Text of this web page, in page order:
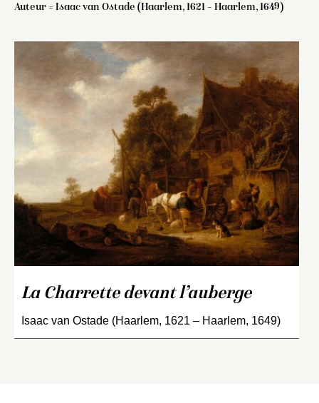
Auteur = Isaac van Ostade (Haarlem, 1621 – Haarlem, 1649)
La Charrette devant l’auberge
Isaac van Ostade (Haarlem, 1621 – Haarlem, 1649)